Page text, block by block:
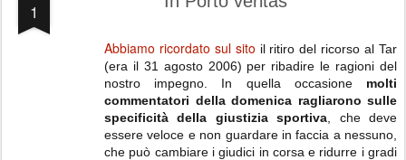
1
Abbiamo ricordato sul sito il ritiro del ricorso al Tar
(era il 31 agosto 2006) per ribadire le ragioni del
nostro impegno. In quella occasione molti
commentatori della domenica ragliarono sulle
specificità della giustizia sportiva , che deve
essere veloce e non guardare in faccia a nessuno,
che può cambiare i giudici in corsa e ridurre i gradi